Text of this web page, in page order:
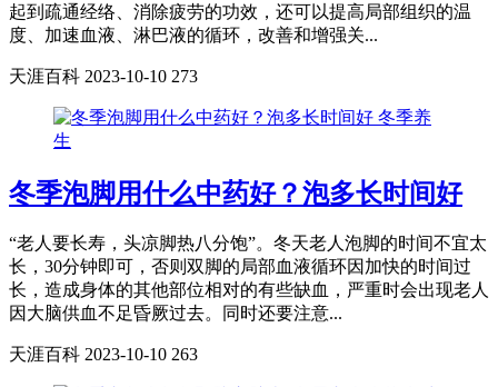
起到疏通经络、消除疲劳的功效，还可以提高局部组织的温
度、加速血液、淋巴液的循环，改善和增强关...
天涯百科 2023-10-10 273
冬季养
生
冬季泡脚用什么中药好？泡多长时间好
“老人要长寿，头凉脚热八分饱”。冬天老人泡脚的时间不宜太
长，30分钟即可，否则双脚的局部血液循环因加快的时间过
长，造成身体的其他部位相对的有些缺血，严重时会出现老人
因大脑供血不足昏厥过去。同时还要注意...
天涯百科 2023-10-10 263